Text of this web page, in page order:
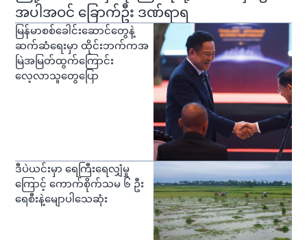
အပါအဝင် ခြောက်ဦး ဒဏ်ရာရ
မြန်မာစစ်ခေါင်းဆောင်တွေနဲ့
ဆက်ဆံရေးမှာ ထိုင်းဘက်ကအ
မြဲအမြတ်ထွက်ကြောင်း
လေ့လာသူတွေပြော
ဒီပဲယင်းမှာ ရေကြီးရေလျှံမှု
ကြောင့် ကောက်စိုက်သမ ၆ ဦး
ရေစီးနဲ့မျောပါသေဆုံး